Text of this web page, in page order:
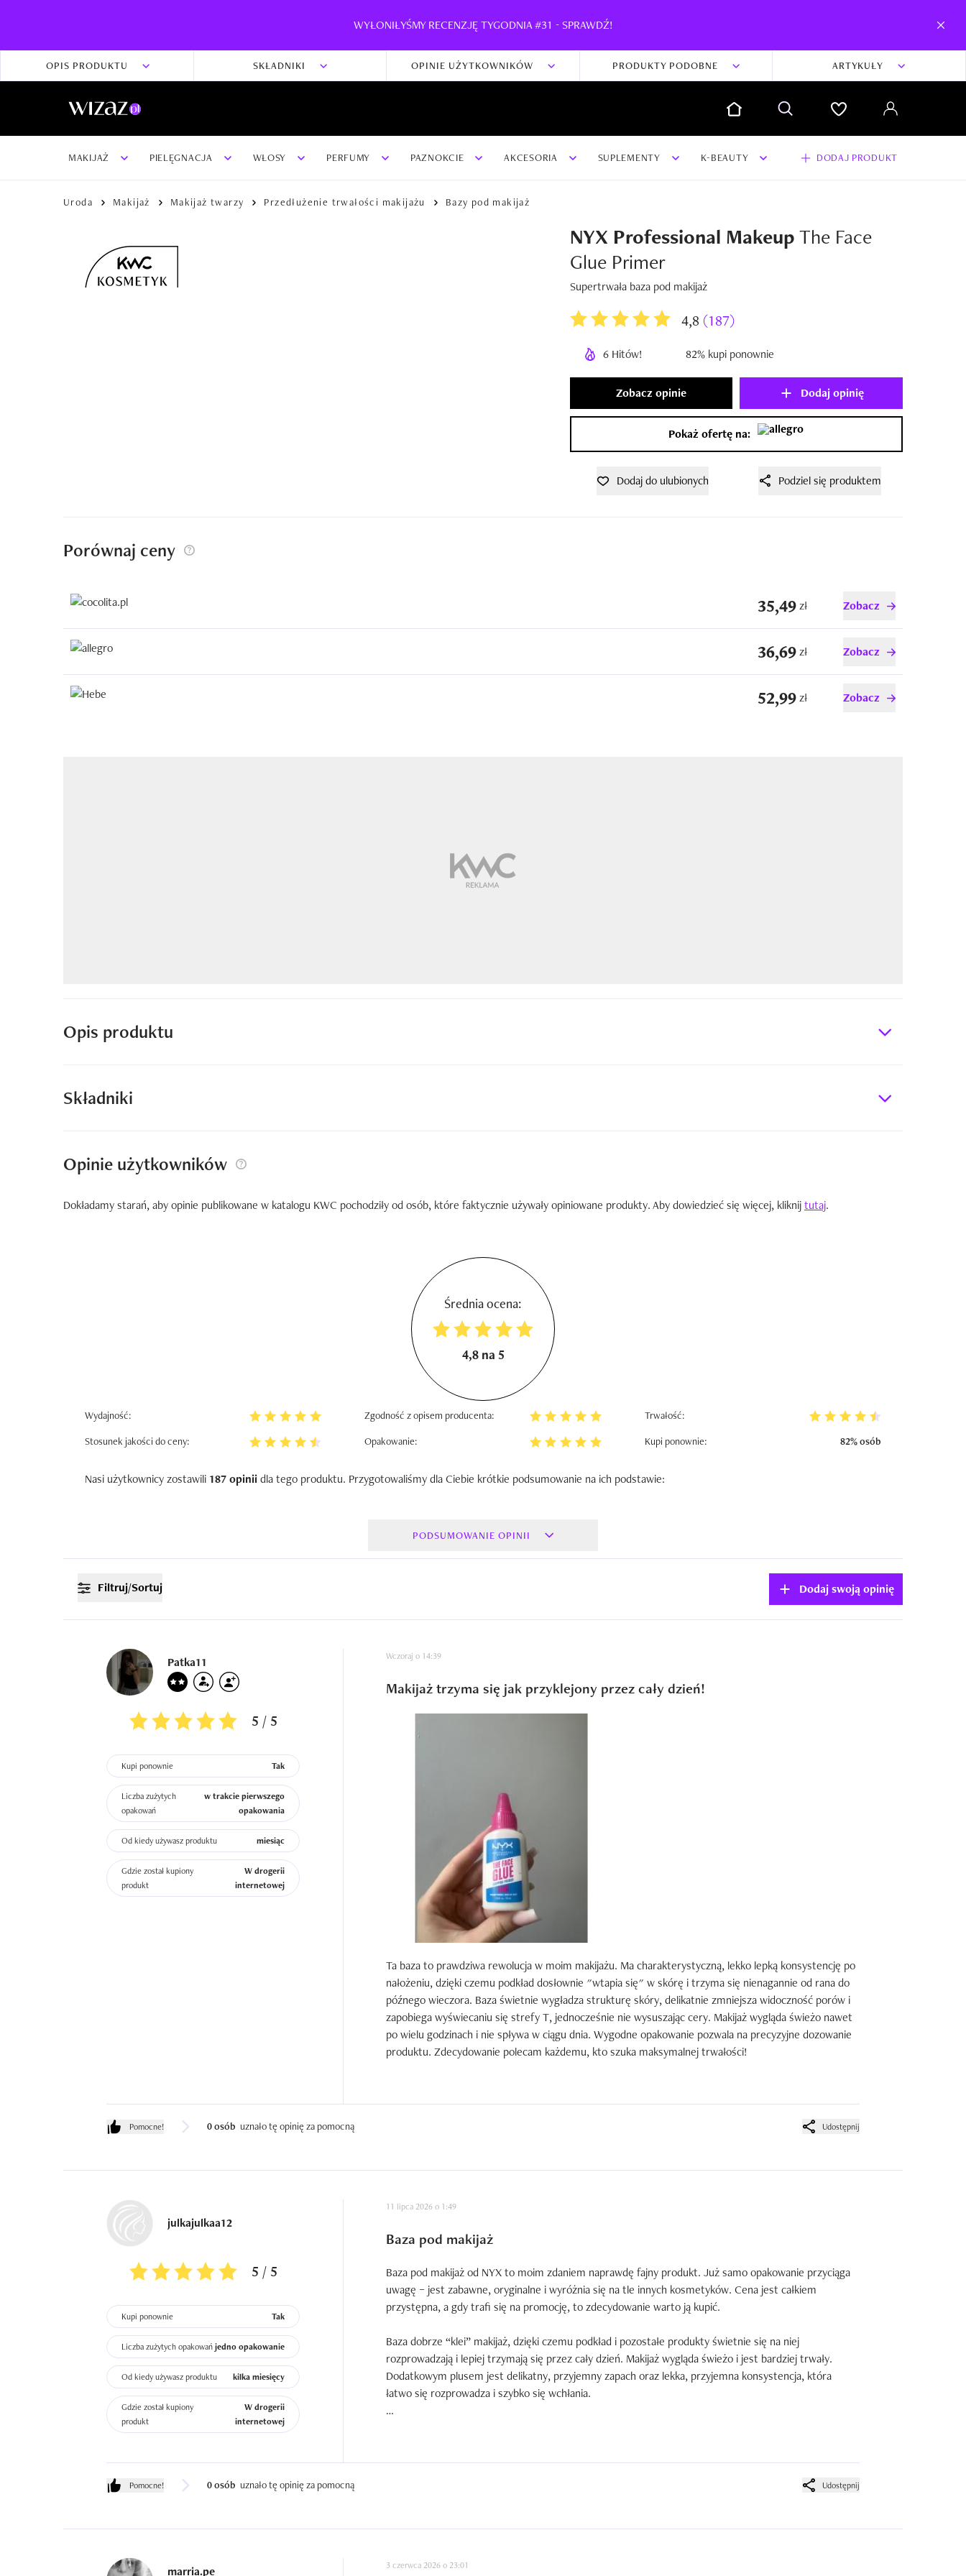
WYŁONIŁYŚMY RECENZJĘ TYGODNIA #31 - SPRAWDŹ!
OPIS PRODUKTU SKŁADNIKI OPINIE UŻYTKOWNIKÓW PRODUKTY PODOBNE ARTYKUŁY
MAKIJAŻ PIELĘGNACJA WŁOSY PERFUMY PAZNOKCIE AKCESORIA SUPLEMENTY K-BEAUTY DODAJ PRODUKT
Uroda Makijaż Makijaż twarzy Przedłużenie trwałości makijażu Bazy pod makijaż
NYX Professional MakeupThe Face
Glue Primer
Supertrwała baza pod makijaż
4,8 (187)
6 Hitów! 82% kupi ponownie
Zobacz opinie Dodaj opinię
Pokaż ofertę na:
Dodaj do ulubionych Podziel się produktem
Porównaj ceny
35,49zł Zobacz
36,69zł Zobacz
52,99zł Zobacz
Opis produktu
Składniki
Opinie użytkowników
Dokładamy starań, aby opinie publikowane w katalogu KWC pochodziły od osób, które faktycznie używały opiniowane produkty. Aby dowiedzieć się więcej, kliknijtutaj.
Średnia ocena:
4,8 na 5
Wydajność: Zgodność z opisem producenta:
Trwałość:
Stosunek jakości do ceny:
Opakowanie: Kupi ponownie: 82% osób
Nasi użytkownicy zostawili 187 opiniidla tego produktu. Przygotowaliśmy dla Ciebie krótkie podsumowanie na ich podstawie:
PODSUMOWANIE OPINII
Dodaj swoją opinię
Filtruj/Sortuj
Patka11
5 / 5
Kupi ponownie Tak
Liczba zużytych
opakowań
w trakcie pierwszego
opakowania
Od kiedy używasz produktu miesiąc
Gdzie został kupiony
produkt
W drogerii
internetowej
Wczoraj o 14:39
Makijaż trzyma się jak przyklejony przez cały dzień!
Ta baza to prawdziwa rewolucja w moim makijażu. Ma charakterystyczną, lekko lepką konsystencję po
nałożeniu, dzięki czemu podkład dosłownie "wtapia się" w skórę i trzyma się nienagannie od rana do
późnego wieczora. Baza świetnie wygładza strukturę skóry, delikatnie zmniejsza widoczność porów i
zapobiega wyświecaniu się strefy T, jednocześnie nie wysuszając cery. Makijaż wygląda świeżo nawet
po wielu godzinach i nie spływa w ciągu dnia. Wygodne opakowanie pozwala na precyzyjne dozowanie
produktu. Zdecydowanie polecam każdemu, kto szuka maksymalnej trwałości!
Pomocne! 0 osób uznało tę opinię za pomocną Udostępnij
julkajulkaa12
5 / 5
Kupi ponownie Tak
Liczba zużytych opakowań jedno opakowanie
Od kiedy używasz produktu kilka miesięcy
Gdzie został kupiony
produkt
W drogerii
internetowej
11 lipca 2026 o 1:49
Baza pod makijaż
Baza pod makijaż od NYX to moim zdaniem naprawdę fajny produkt. Już samo opakowanie przyciąga
uwagę – jest zabawne, oryginalne i wyróżnia się na tle innych kosmetyków. Cena jest całkiem
przystępna, a gdy trafi się na promocję, to zdecydowanie warto ją kupić.
Baza dobrze “klei” makijaż, dzięki czemu podkład i pozostałe produkty świetnie się na niej
rozprowadzają i lepiej trzymają się przez cały dzień. Makijaż wygląda świeżo i jest bardziej trwały.
Dodatkowym plusem jest delikatny, przyjemny zapach oraz lekka, przyjemna konsystencja, która
łatwo się rozprowadza i szybko się wchłania.
wart wypróbowania, zwłaszcza jeśli uda się go kupić w promocyjnej cenie.
Pomocne! 0 osób uznało tę opinię za pomocną Udostępnij
marria.pe 3 czerwca 2026 o 23:01